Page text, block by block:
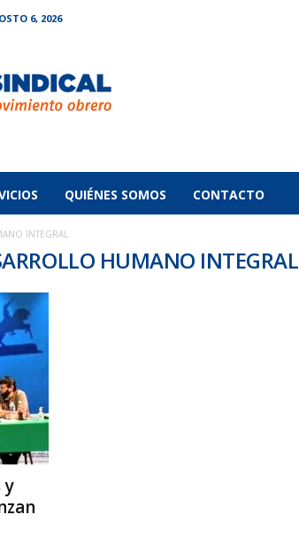
6, 2026
QUIÉNES SOMOS CONTACTO
INTEGRAL
HUMANO INTEGRAL
y